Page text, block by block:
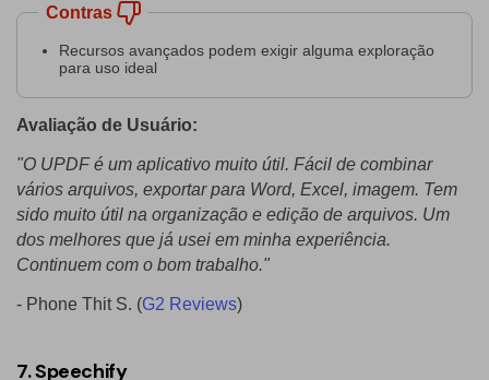
Contras
Recursos avançados podem exigir alguma exploração
para uso ideal
Avaliação de Usuário:
"O UPDF é um aplicativo muito útil. Fácil de combinar
vários arquivos, exportar para Word, Excel, imagem. Tem
sido muito útil na organização e edição de arquivos. Um
dos melhores que já usei em minha experiência.
Continuem com o bom trabalho."
- Phone Thit S. (G2 Reviews)
7. Speechify